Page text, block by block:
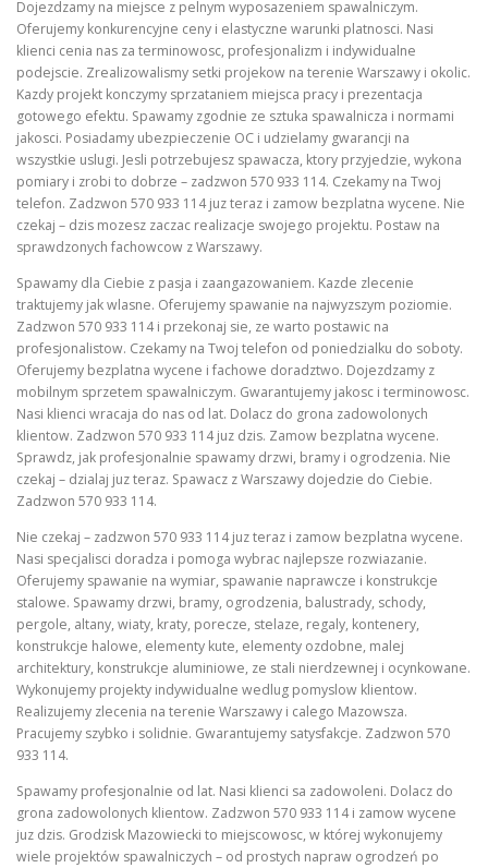
Dojezdzamy na miejsce z pelnym wyposazeniem spawalniczym.
Oferujemy konkurencyjne ceny i elastyczne warunki platnosci. Nasi
klienci cenia nas za terminowosc, profesjonalizm i indywidualne
podejscie. Zrealizowalismy setki projekow na terenie Warszawy i okolic.
Kazdy projekt konczymy sprzataniem miejsca pracy i prezentacja
gotowego efektu. Spawamy zgodnie ze sztuka spawalnicza i normami
jakosci. Posiadamy ubezpieczenie OC i udzielamy gwarancji na
wszystkie uslugi. Jesli potrzebujesz spawacza, ktory przyjedzie, wykona
pomiary i zrobi to dobrze – zadzwon 570 933 114. Czekamy na Twoj
telefon. Zadzwon 570 933 114 juz teraz i zamow bezplatna wycene. Nie
czekaj – dzis mozesz zaczac realizacje swojego projektu. Postaw na
sprawdzonych fachowcow z Warszawy.
Spawamy dla Ciebie z pasja i zaangazowaniem. Kazde zlecenie
traktujemy jak wlasne. Oferujemy spawanie na najwyzszym poziomie.
Zadzwon 570 933 114 i przekonaj sie, ze warto postawic na
profesjonalistow. Czekamy na Twoj telefon od poniedzialku do soboty.
Oferujemy bezplatna wycene i fachowe doradztwo. Dojezdzamy z
mobilnym sprzetem spawalniczym. Gwarantujemy jakosc i terminowosc.
Nasi klienci wracaja do nas od lat. Dolacz do grona zadowolonych
klientow. Zadzwon 570 933 114 juz dzis. Zamow bezplatna wycene.
Sprawdz, jak profesjonalnie spawamy drzwi, bramy i ogrodzenia. Nie
czekaj – dzialaj juz teraz. Spawacz z Warszawy dojedzie do Ciebie.
Zadzwon 570 933 114.
Nie czekaj – zadzwon 570 933 114 juz teraz i zamow bezplatna wycene.
Nasi specjalisci doradza i pomoga wybrac najlepsze rozwiazanie.
Oferujemy spawanie na wymiar, spawanie naprawcze i konstrukcje
stalowe. Spawamy drzwi, bramy, ogrodzenia, balustrady, schody,
pergole, altany, wiaty, kraty, porecze, stelaze, regaly, kontenery,
konstrukcje halowe, elementy kute, elementy ozdobne, malej
architektury, konstrukcje aluminiowe, ze stali nierdzewnej i ocynkowane.
Wykonujemy projekty indywidualne wedlug pomyslow klientow.
Realizujemy zlecenia na terenie Warszawy i calego Mazowsza.
Pracujemy szybko i solidnie. Gwarantujemy satysfakcje. Zadzwon 570
933 114.
Spawamy profesjonalnie od lat. Nasi klienci sa zadowoleni. Dolacz do
grona zadowolonych klientow. Zadzwon 570 933 114 i zamow wycene
juz dzis. Grodzisk Mazowiecki to miejscowosc, w której wykonujemy
wiele projektów spawalniczych – od prostych napraw ogrodzeń po